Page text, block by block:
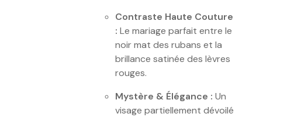
Contraste Haute Couture
: Le mariage parfait entre le
noir mat des rubans et la
brillance satinée des lèvres
rouges.
Mystère & Élégance : Un
visage partiellement dévoilé